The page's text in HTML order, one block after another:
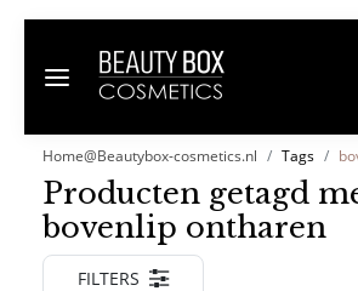
Home@Beautybox-cosmetics.nl Tags
Producten getagd
bovenlip ontharen
FILTERS